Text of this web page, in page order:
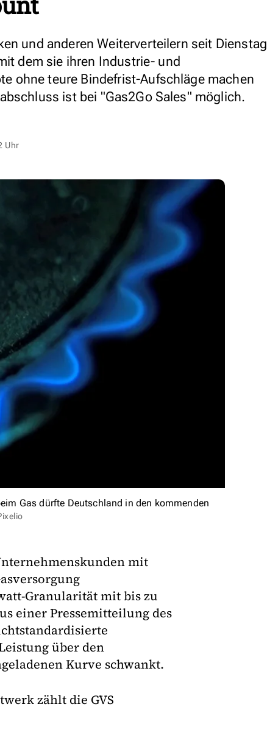
und anderen Weiterverteilern seit Dienstag
dem sie ihren Industrie- und
ohne teure Bindefrist-Aufschläge machen
ist bei "Gas2Go Sales" möglich.
Uhr
Gas dürfte Deutschland in den kommenden
mit
Granularität mit bis zu
einer Pressemitteilung des
über den
Kurve schwankt.
zählt die GVS